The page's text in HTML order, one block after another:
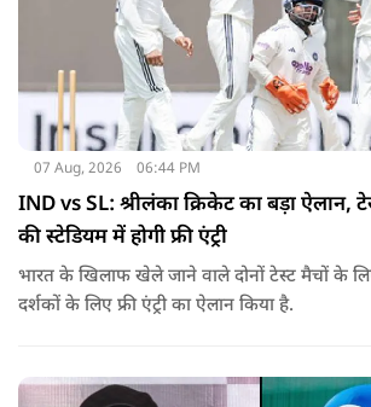
07 Aug, 2026 06:44 PM
IND vs SL: श्रीलंका क्रिकेट का बड़ा ऐलान,
की स्टेडियम में होगी फ्री एंट्री
भारत के खिलाफ खेले जाने वाले दोनों टेस्ट मैचों के
दर्शकों के लिए फ्री एंट्री का ऐलान किया है.